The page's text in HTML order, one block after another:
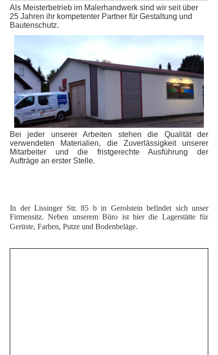
Als Meisterbetrieb im Malerhandwerk sind wir seit über
25 Jahren ihr kompetenter Partner für Gestaltung und
Bautenschutz.
Bei jeder unserer Arbeiten stehen die Qualität der
verwendeten Materialien, die Zuverlässigkeit unserer
Mitarbeiter und die fristgerechte Ausführung der
Aufträge an erster Stelle.
In der Lissinger Str. 85 b in Gerolstein befindet sich unser
Firmensitz. Neben unserem Büro ist hier die Lagerstätte für
Gerüste, Farben, Putze und Bodenbeläge.